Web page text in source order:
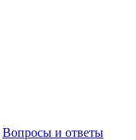
Вопросы и ответы